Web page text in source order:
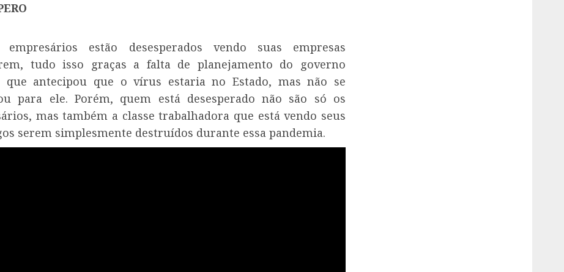
empresários estão desesperados vendo suas empresas
tudo isso graças a falta de planejamento do governo
que antecipou que o vírus estaria no Estado, mas não se
para ele. Porém, quem está desesperado não são só os
mas também a classe trabalhadora que está vendo seus
serem simplesmente destruídos durante essa pandemia.